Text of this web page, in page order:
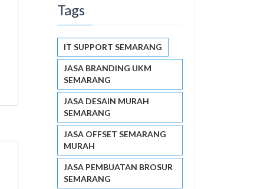
Tags
IT SUPPORT SEMARANG
JASA BRANDING UKM
SEMARANG
JASA DESAIN MURAH
SEMARANG
JASA OFFSET SEMARANG
MURAH
JASA PEMBUATAN BROSUR
SEMARANG